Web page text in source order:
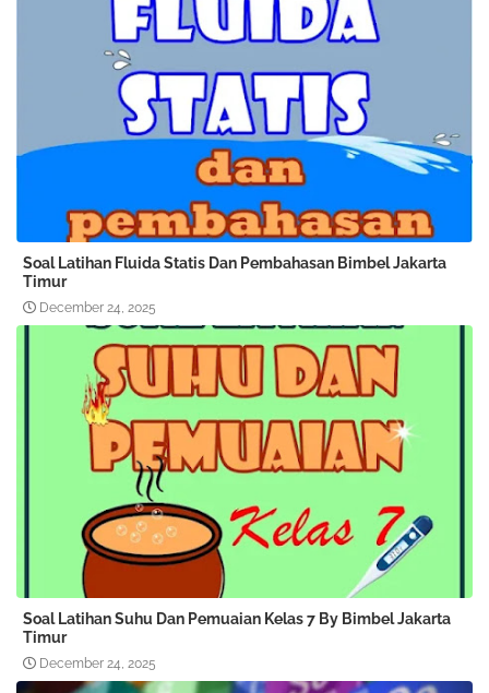
Soal Latihan Fluida Statis Dan Pembahasan Bimbel Jakarta
Timur
December 24, 2025
Soal Latihan Suhu Dan Pemuaian Kelas 7 By Bimbel Jakarta
Timur
December 24, 2025